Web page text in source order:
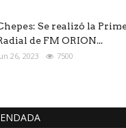
Se realizó la
de FM ORION...
26, 2023 7500